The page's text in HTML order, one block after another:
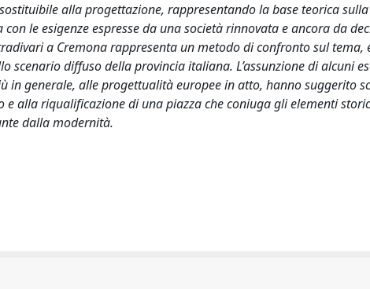
alla progettazione, rappresentando la base teorica
le esigenze espresse da una società rinnovata e ancora da
a Cremona rappresenta un metodo di confronto sul tema,
scenario diffuso della provincia italiana. L’assunzione di alcuni
in generale, alle progettualità europee in atto, hanno suggerito
e alla riqualificazione di una piazza che coniuga gli elementi
dalla modernità.